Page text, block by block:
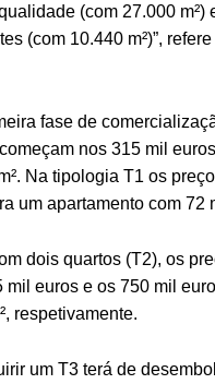
(com 27.000 m²)
(com 10.440 m²)”, refere
fase de
nos 315 mil
Na tipologia T1 os
um apartamento com 72
dois quartos (T2), os
mil euros e os 750 mil
respetivamente.
um T3 terá de